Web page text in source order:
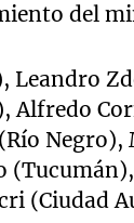
del
Alfredo
Negro),
(Ciudad